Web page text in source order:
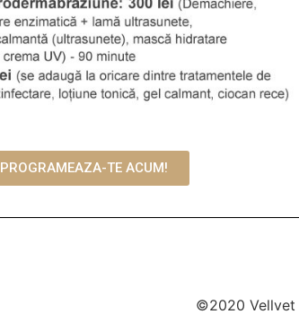
PROGRAMEAZA-TE ACUM!
©2020 Vellvet